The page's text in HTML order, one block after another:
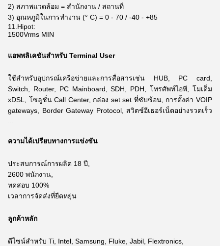
2) สภาพแวดล้อม = สำนักงาน / สถานที่
3) อุณหภูมิในการทำงาน (° C) = 0 - 70 / -40 - +85
11.Hipot:
1500Vrms MIN
แอพพลิเคชันสำหรับ Terminal User
ใช้สำหรับอุปกรณ์เครือข่ายและการสื่อสารเช่น HUB, PC card,
Switch, Router, PC Mainboard, SDH, PDH, โทรศัพท์ไอพี, โมเด็ม
xDSL,
โซลูชั่น Call Center, กล่อง set set ที่ซับซ้อน, การตั้งค่า VOIP
gateways, Border Gateway Protocol, สวิตช์อีเธอร์เน็ตอย่างรวดเร็ว
ความได้เปรียบทางการแข่งขัน
ประสบการณ์การผลิต 18 ปี,
2600 พนักงาน,
ทดสอบ 100%
เวลาการจัดส่งที่ยืดหยุ่น
ลูกค้าหลัก
ดีไซน์สำหรับ Ti, Intel, Samsung, Fluke, Jabil, Flextronics,